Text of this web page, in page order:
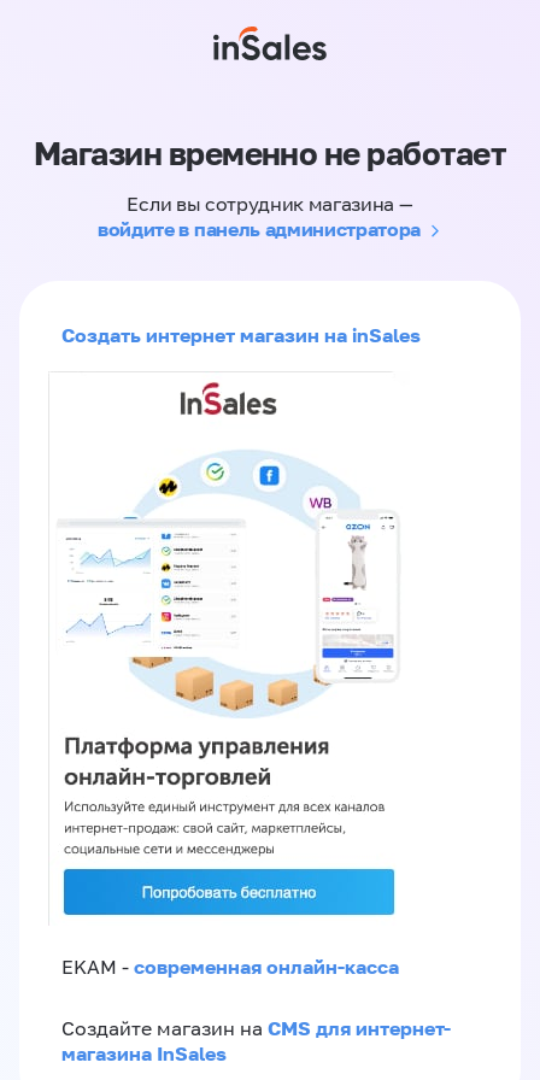
Магазин временно не работает
Если вы сотрудник магазина —
войдите в панель администратора
Создать интернет магазин на inSales
EKAM - современная онлайн-касса
Создайте магазин на CMS для интернет-
магазина InSales